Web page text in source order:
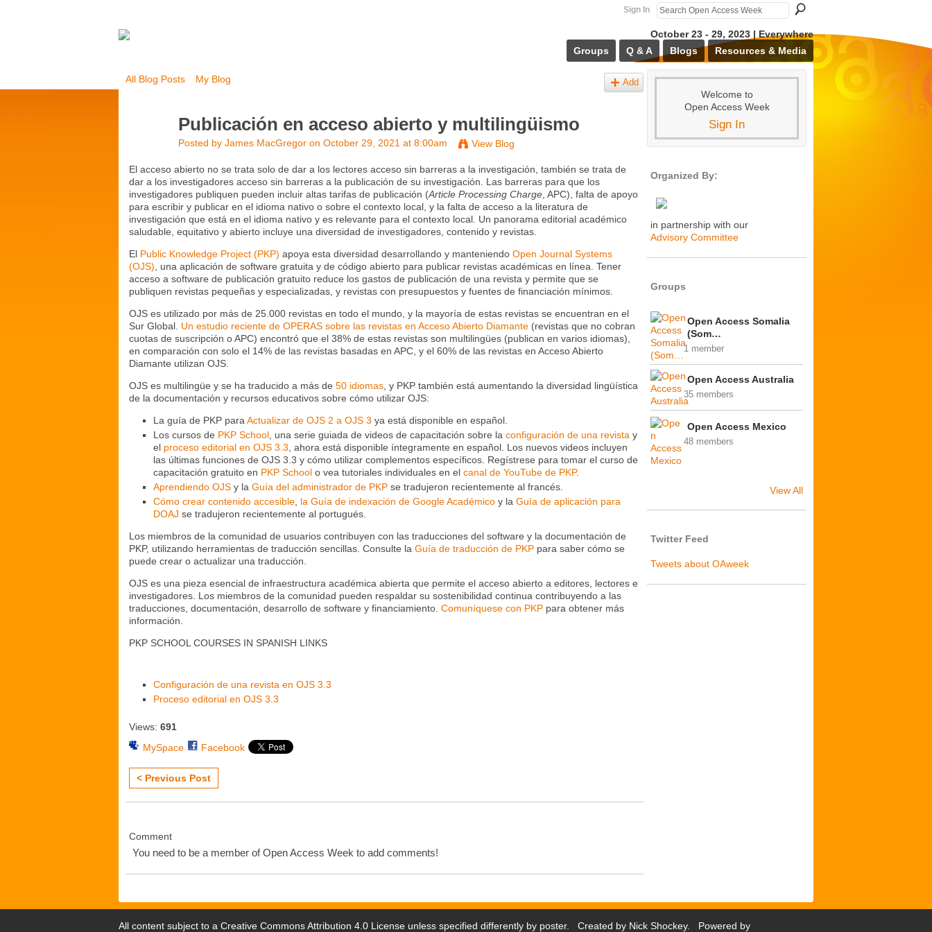
Sign In
October 23 - 29, 2023 | Everywhere
Groups
Q & A Blogs Resources & Media
All Blog Posts My Blog Add
Publicación en acceso abierto y multilingüismo
Posted by James MacGregor on October 29, 2021 at 8:00am View Blog
El acceso abierto no se trata solo de dar a los lectores acceso sin barreras a la investigación, también se trata de
dar a los investigadores acceso sin barreras a la publicación de su investigación. Las barreras para que los
investigadores publiquen pueden incluir altas tarifas de publicación (Article Processing Charge , APC), falta de apoyo
para escribir y publicar en el idioma nativo o sobre el contexto local, y la falta de acceso a la literatura de
investigación que está en el idioma nativo y es relevante para el contexto local. Un panorama editorial académico
saludable, equitativo y abierto incluye una diversidad de investigadores, contenido y revistas.
El Public Knowledge Project (PKP) apoya esta diversidad desarrollando y manteniendo Open Journal Systems
(OJS) , una aplicación de software gratuita y de código abierto para publicar revistas académicas en línea. Tener
acceso a software de publicación gratuito reduce los gastos de publicación de una revista y permite que se
publiquen revistas pequeñas y especializadas, y revistas con presupuestos y fuentes de financiación mínimos.
OJS es utilizado por más de 25.000 revistas en todo el mundo, y la mayoría de estas revistas se encuentran en el
Sur Global. Un estudio reciente de OPERAS sobre las revistas en Acceso Abierto Diamante (revistas que no cobran
cuotas de suscripción o APC) encontró que el 38% de estas revistas son multilingües (publican en varios idiomas),
en comparación con solo el 14% de las revistas basadas en APC, y el 60% de las revistas en Acceso Abierto
Diamante utilizan OJS.
OJS es multilingüe y se ha traducido a más de 50 idiomas , y PKP también está aumentando la diversidad lingüística
de la documentación y recursos educativos sobre cómo utilizar OJS:
La guía de PKP para Actualizar de OJS 2 a OJS 3 ya está disponible en español.
Los cursos de PKP School , una serie guiada de videos de capacitación sobre la configuración de una revista y
el proceso editorial en OJS 3.3 , ahora está disponible íntegramente en español. Los nuevos videos incluyen
las últimas funciones de OJS 3.3 y cómo utilizar complementos específicos. Regístrese para tomar el curso de
capacitación gratuito en PKP School o vea tutoriales individuales en el canal de YouTube de PKP.
Aprendiendo OJS y la Guía del administrador de PKP se tradujeron recientemente al francés.
Cómo crear contenido accesible la Guía de indexación de Google Académico y la Guía de aplicación para
DOAJ se tradujeron recientemente al portugués.
Los miembros de la comunidad de usuarios contribuyen con las traducciones del software y la documentación de
PKP, utilizando herramientas de traducción sencillas. Consulte la Guía de traducción de PKP para saber cómo se
puede crear o actualizar una traducción.
OJS es una pieza esencial de infraestructura académica abierta que permite el acceso abierto a editores, lectores e
investigadores. Los miembros de la comunidad pueden respaldar su sostenibilidad continua contribuyendo a las
traducciones, documentación, desarrollo de software y financiamiento. Comuníquese con PKP para obtener más
información.
PKP SCHOOL COURSES IN SPANISH LINKS
Configuración de una revista en OJS 3.3
Proceso editorial en OJS 3.3
Views: 691
MySpace
Facebook
< Previous Post
Comment
You need to be a member of Open Access Week to add comments!
Welcome to
Open Access Week
Sign In
Organized By:
in partnership with our
Advisory Committee
Groups
Open Access Somalia
(Som…
1 member
Open Access Australia
35 members
Open Access Mexico
48 members
View All
Twitter Feed
Tweets about OAweek
All content subject to a Creative Commons Attribution 4.0 License unless specified differently by poster. Created by Nick Shockey. Powered by